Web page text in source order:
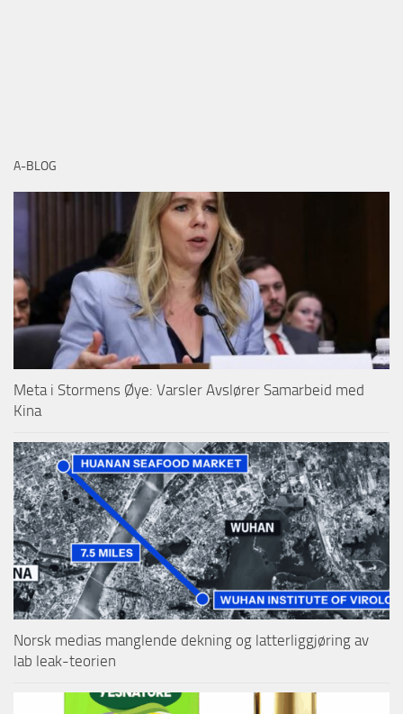
A-BLOG
Meta i Stormens Øye: Varsler Avslører Samarbeid med
Kina
Norsk medias manglende dekning og latterliggjøring av
lab leak-teorien